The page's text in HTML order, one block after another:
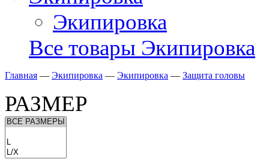
Экипировка
Все товары Экипировка
Главная — Экипировка — Экипировка — Защита головы
РАЗМЕР